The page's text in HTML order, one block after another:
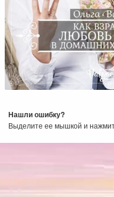
Как Взрастить
В
Нашли ошибку?
Выделите ее мышкой и